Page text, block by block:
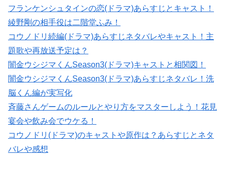
フランケンシュタインの恋(ドラマ)あらすじとキャスト！
綾野剛の相手役は二階堂ふみ！
コウノドリ続編(ドラマ)あらすじネタバレやキャスト！主
題歌や再放送予定は？
闇金ウシジマくんSeason3(ドラマ)キャストと相関図！
闇金ウシジマくんSeason3(ドラマ)あらすじネタバレ！洗
脳くん編が実写化
斉藤さんゲームのルールとやり方をマスターしよう！花見
宴会や飲み会でウケる！
コウノドリ(ドラマ)のキャストや原作は？あらすじとネタ
バレや感想